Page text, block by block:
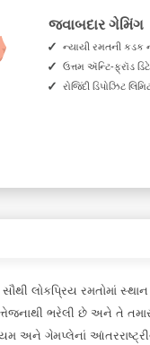
જવાબદાર ગેમિંગ
ન્યાયી રમતની કડક
ઉત્તમ ઍન્ટિ-ફ્રૉડ
રોજિંદી ડિપોઝિટ
સૌથી લોકપ્રિય રમતોમાં
ભરેલી છે અને તે તમારી
અને ગેમપ્લેનાં